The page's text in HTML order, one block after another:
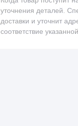
уточнения деталей.
доставки и уточнит
соответствие